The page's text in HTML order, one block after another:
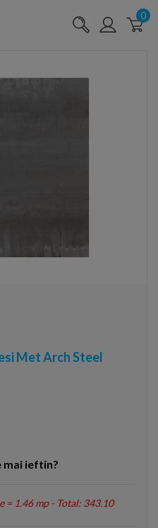
0
Met Arch Steel
mai ieftin?
= 1.46 mp - Total: 343.10